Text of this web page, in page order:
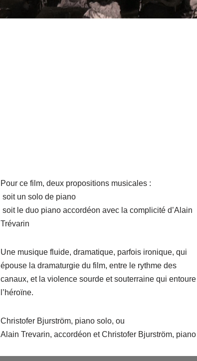
Pour ce film, deux propositions musicales :
soit un solo de piano
soit le duo piano accordéon avec la complicité d’Alain
Trévarin
Une musique fluide, dramatique, parfois ironique, qui
épouse la dramaturgie du film, entre le rythme des
canaux, et la violence sourde et souterraine qui entoure
l’héroïne.
Christofer Bjurström, piano solo, ou
Alain Trevarin, accordéon et Christofer Bjurström, piano